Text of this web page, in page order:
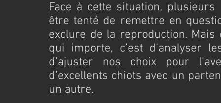
Face à cette situation,
être tenté de remettre en
exclure de la reproduction.
qui importe, c’est d’analyser
d’ajuster nos choix pour
d’excellents chiots avec un
un autre.